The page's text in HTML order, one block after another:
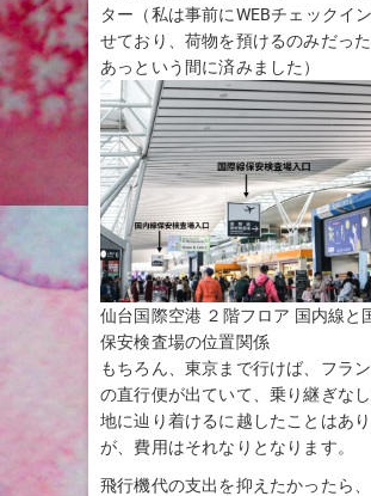
ター（私は事前にWEBチェックイ
せており、荷物を預けるのみだった
あっという間に済みました）
仙台国際空港 ２階フロア 国内線と
保安検査場の位置関係
もちろん、東京まで行けば、フラ
の直行便が出ていて、乗り継ぎな
地に辿り着けるに越したことはあ
が、費用はそれなりとなります。
飛行機代の支出を抑えたかったら